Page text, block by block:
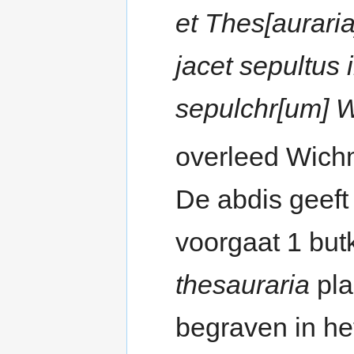
et
jacet sepultus
sepulchr[um]
overleed
De abdis
voorgaat 1
thesauraria
begraven in